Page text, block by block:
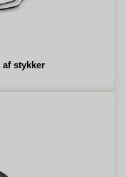
af stykker